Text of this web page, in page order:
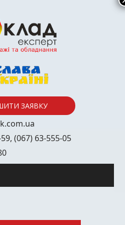
ЗАЯВКУ
, (067) 63-555-05